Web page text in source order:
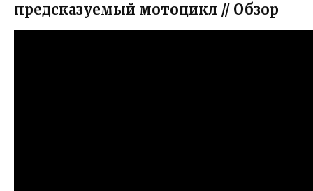
предсказуемый мотоцикл // Обзор